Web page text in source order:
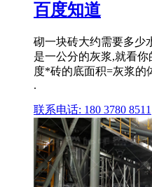
百度知道
砌一块砖大约需要多少
是一公分的灰浆,就看
度*砖的底面积=灰浆的
.
联系电话: 180 3780 8511